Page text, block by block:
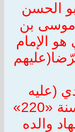
الحسن
موسى بن
الإمام
(عليه
السلام) منصب الإمامة سنة «220»
والده